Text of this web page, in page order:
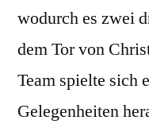
wodurch es zwei
dem Tor von
Team spielte sich
Gelegenheiten